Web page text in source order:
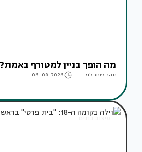
מה הופך בניין למטורף באמת?
זוהר שחר לוי 06-08-2026
עיצוב בתים